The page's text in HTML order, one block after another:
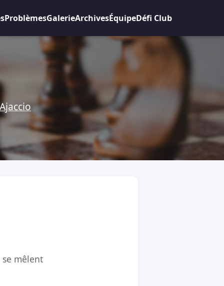
ProblèmesGalerieArchivesÉquipeDéfi Club
mêlent